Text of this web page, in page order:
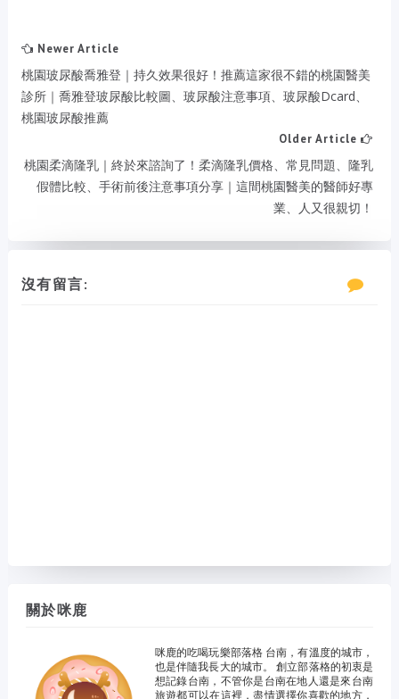
Newer Article
桃園玻尿酸喬雅登｜持久效果很好！推薦這家很不錯的桃園醫美
診所｜喬雅登玻尿酸比較圖、玻尿酸注意事項、玻尿酸dcard、
桃園玻尿酸推薦
Older Article
桃園柔滴隆乳｜終於來諮詢了！柔滴隆乳價格、常見問題、隆乳
假體比較、手術前後注意事項分享｜這間桃園醫美的醫師好專
業、人又很親切！
沒有留言:
關於咪鹿
咪鹿的吃喝玩樂部落格 台南，有溫度的城市，
也是伴隨我長大的城市。 創立部落格的初衷是
想記錄台南，不管你是台南在地人還是來台南
旅遊都可以在這裡，盡情選擇你喜歡的地方，